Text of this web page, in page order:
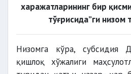
харажатларининг бир
тўғрисида”ги низом
Низомга кўра, субсидия
қишлоқ хўжалиги